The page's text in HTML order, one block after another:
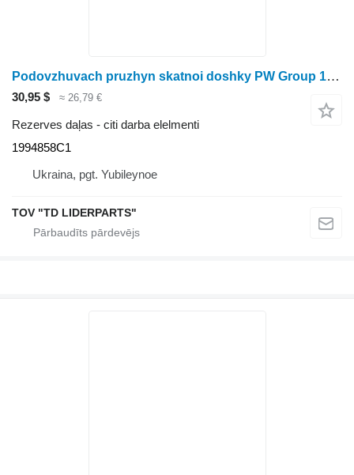
Podovzhuvach pruzhyn skatnoi doshky PW Group 1994858C1 paredzēts Case IH 2388 graudu kombaina
30,95 $ ≈ 26,79 €
Rezerves daļas - citi darba elelmenti
1994858C1
Ukraina, pgt. Yubileynoe
TOV "TD LIDERPARTS"